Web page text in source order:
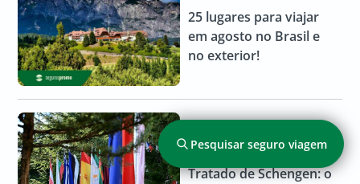
25 lugares para viajar
em agosto no Brasil e
no exterior!
Documentação
Tratado de Schengen: o
Pesquisar seguro viagem